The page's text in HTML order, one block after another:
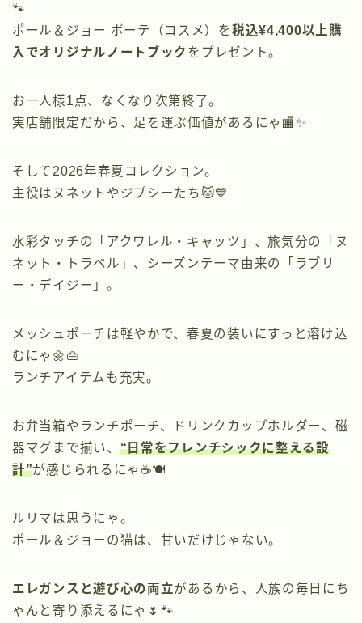
🐾
ポール＆ジョー ボーテ（コスメ）を税込¥4,400以上購
入でオリジナルノートブック をプレゼント。
お一人様1点、なくなり次第終了。
実店舗限定だから、足を運ぶ価値があるにゃ🏬✨
そして2026年春夏コレクション。
主役はヌネットやジプシーたち🐱💙
水彩タッチの「アクワレル・キャッツ」、旅気分の「ヌ
ネット・トラベル」、シーズンテーマ由来の「ラブリ
ー・デイジー」。
メッシュポーチは軽やかで、春夏の装いにすっと溶け込
むにゃ🌼👜
ランチアイテムも充実。
お弁当箱やランチポーチ、ドリンクカップホルダー、磁
器マグまで揃い、 “日常をフレンチシックに整える設
計”が感じられるにゃ☕🍽️
ルリマは思うにゃ。
ポール＆ジョーの猫は、甘いだけじゃない。
エレガンスと遊び心の両立があるから、人族の毎日にち
ゃんと寄り添えるにゃ🌷🐾